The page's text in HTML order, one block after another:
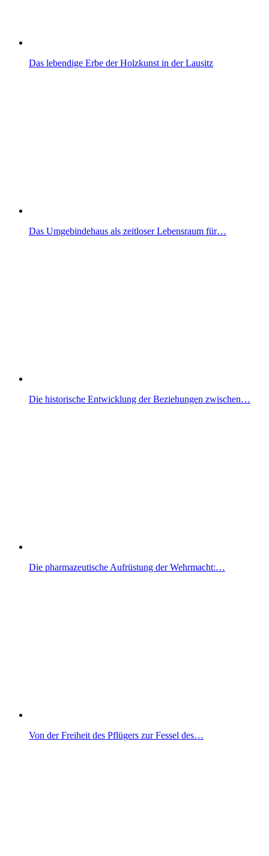
Das lebendige Erbe der Holzkunst in der Lausitz
Das Umgebindehaus als zeitloser Lebensraum für…
Die historische Entwicklung der Beziehungen zwischen…
Die pharmazeutische Aufrüstung der Wehrmacht:…
Von der Freiheit des Pflügers zur Fessel des…